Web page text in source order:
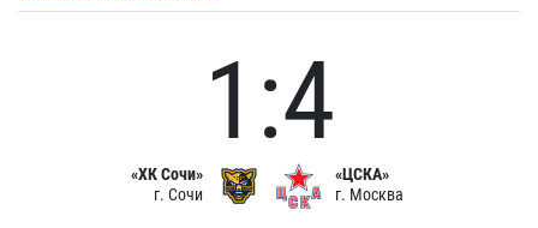
«ХК Сочи»
г. Сочи
1:4
«ЦСКА»
г. Москва